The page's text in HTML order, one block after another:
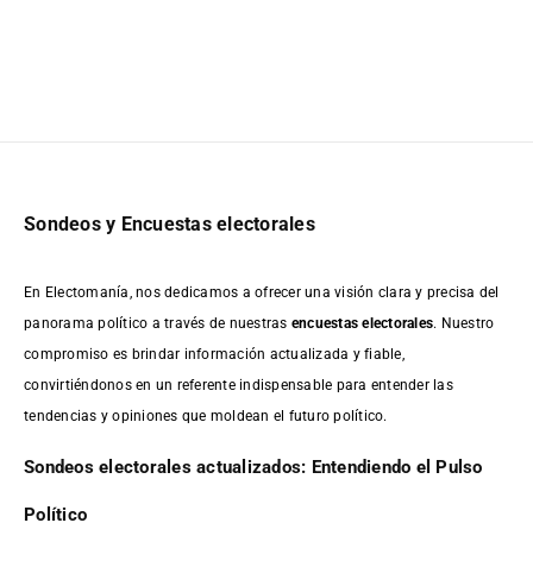
Sondeos y Encuestas electorales
En Electomanía, nos dedicamos a ofrecer una visión clara y precisa del
panorama político a través de nuestras encuestas electorales. Nuestro
compromiso es brindar información actualizada y fiable,
convirtiéndonos en un referente indispensable para entender las
tendencias y opiniones que moldean el futuro político.
Sondeos electorales actualizados: Entendiendo el Pulso
Político